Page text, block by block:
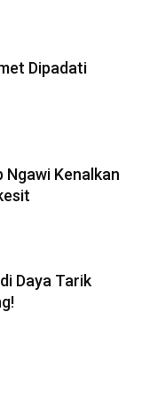
Dipadati
Ngawi Kenalkan
Daya Tarik